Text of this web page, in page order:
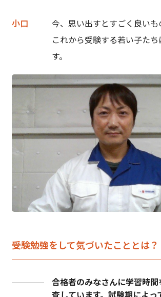
小口
今、思い出すとすごく良いも
これから受験する若い子た
す。
受験勉強をして気づいたこととは？
合格者のみなさんに学習時
査しています。試験期によっ